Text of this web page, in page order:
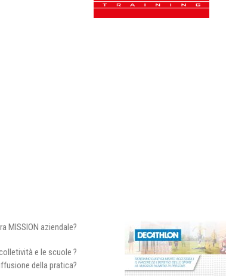
MISSION aziendale?
e le scuole ?
della pratica?